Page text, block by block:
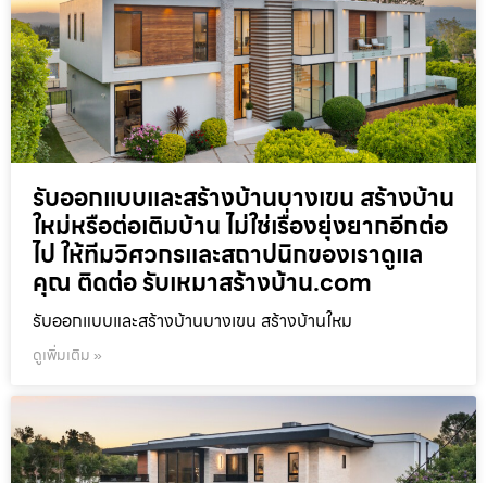
รับออกแบบและสร้างบ้านบางเขน สร้างบ้าน
ใหม่หรือต่อเติมบ้าน ไม่ใช่เรื่องยุ่งยากอีกต่อ
ไป ให้ทีมวิศวกรและสถาปนิกของเราดูแล
คุณ ติดต่อ รับเหมาสร้างบ้าน.com
รับออกแบบและสร้างบ้านบางเขน สร้างบ้านใหม
ดูเพิ่มเติม »